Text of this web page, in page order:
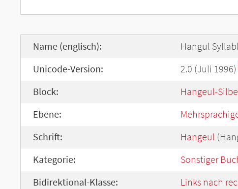
Name (englisch): Hangul
Unicode-Version: 2.0 (Juli 1996)
Block: Hangeul-
Ebene:
Schrift: Hangeul
Kategorie: Sonstiger
Bidirektional-Klasse: Links nach